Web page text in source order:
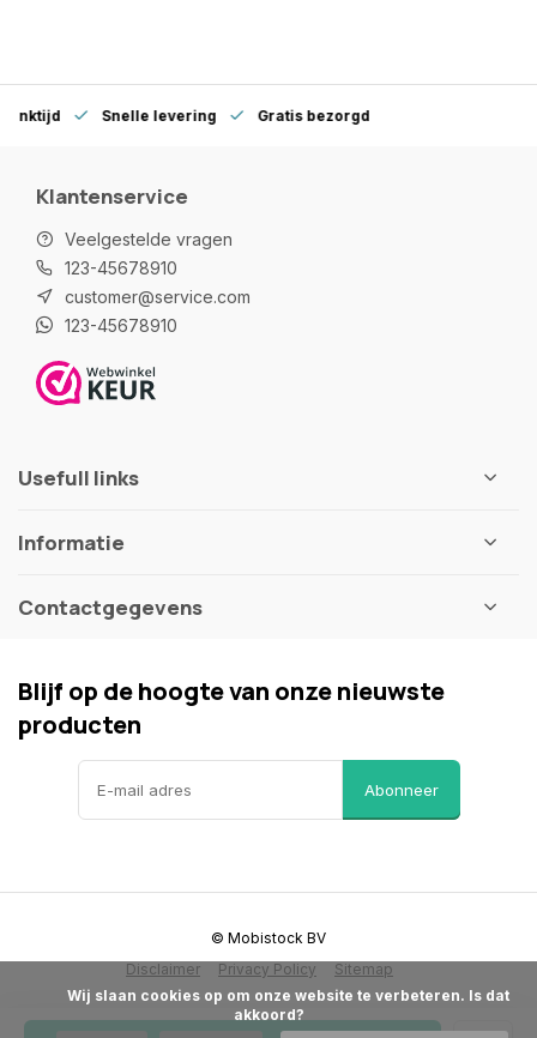
Snelle levering Gratis bezorgd
Klantenservice
Veelgestelde vragen
123-45678910
customer@service.com
123-45678910
Usefull links
Informatie
Contactgegevens
Blijf op de hoogte van onze nieuwste
producten
Abonneer
Disclaimer Privacy Policy Sitemap
© Mobistock BV
akkoord?